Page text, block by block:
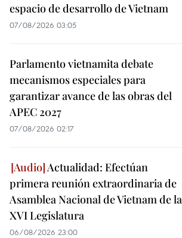
espacio de desarrollo de Vietnam
07/08/2026 03:05
Parlamento vietnamita debate
mecanismos especiales para
garantizar avance de las obras del
APEC 2027
07/08/2026 02:17
Actualidad: Efectúan
primera reunión extraordinaria de
Asamblea Nacional de Vietnam de la
XVI Legislatura
06/08/2026 23:00